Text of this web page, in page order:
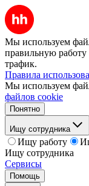
Мы используем
правильную работу
трафик.
Правила
Мы используем
файлов cookie
Понятно
Ищу сотрудника
Ищу работу
Ищу сотрудника
Сервисы
Помощь